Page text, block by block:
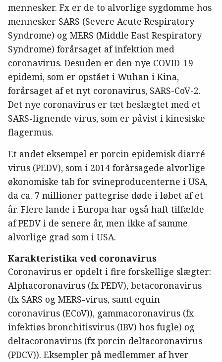
mennesker. Fx er de to alvorlige sygdomme hos
mennesker SARS (Severe Acute Respiratory
Syndrome) og MERS (Middle East Respiratory
Syndrome) forårsaget af infektion med
coronavirus. Desuden er den nye COVID-19
epidemi, som er opstået i Wuhan i Kina,
forårsaget af et nyt coronavirus, SARS-CoV-2.
Det nye coronavirus er tæt beslægtet med et
SARS-lignende virus, som er påvist i kinesiske
flagermus.
Et andet eksempel er porcin epidemisk diarré
virus (PEDV), som i 2014 forårsagede alvorlige
økonomiske tab for svineproducenterne i USA,
da ca. 7 millioner pattegrise døde i løbet af et
år. Flere lande i Europa har også haft tilfælde
af PEDV i de senere år, men ikke af samme
alvorlige grad som i USA.
Karakteristika ved coronavirus
Coronavirus er opdelt i fire forskellige slægter:
Alphacoronavirus (fx PEDV), betacoronavirus
(fx SARS og MERS-virus, samt equin
coronavirus (ECoV)), gammacoronavirus (fx
infektiøs bronchitisvirus (IBV) hos fugle) og
deltacoronavirus (fx porcin deltacoronavirus
(PDCV)). Eksempler på medlemmer af hver